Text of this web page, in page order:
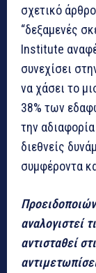
σχετικό
“δεξαμενές
Institute
συνεχίσει
να χάσει το
38% των
την
διεθνείς
συμφέροντα
αναλογιστεί
αντισταθεί